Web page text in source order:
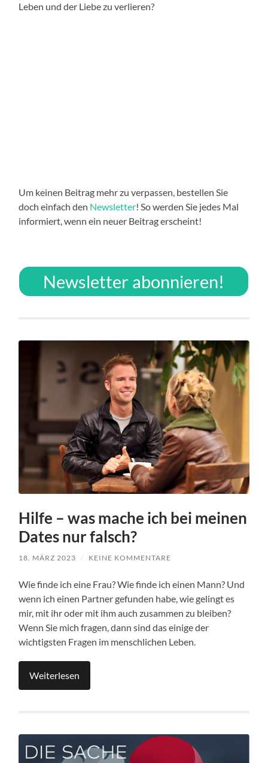
Leben und der Liebe zu verlieren?
Um keinen Beitrag mehr zu verpassen, bestellen Sie
doch einfach den Newsletter! So werden Sie jedes Mal
informiert, wenn ein neuer Beitrag erscheint!
Newsletter abonnieren!
Hilfe – was mache ich bei meinen
Dates nur falsch?
18. MÄRZ 2023 / KEINE KOMMENTARE
Wie finde ich eine Frau? Wie finde ich einen Mann? Und
wenn ich einen Partner gefunden habe, wie gelingt es
mir, mit ihr oder mit ihm auch zusammen zu bleiben?
Wenn Sie mich fragen, dann sind das einige der
wichtigsten Fragen im menschlichen Leben.
Weiterlesen